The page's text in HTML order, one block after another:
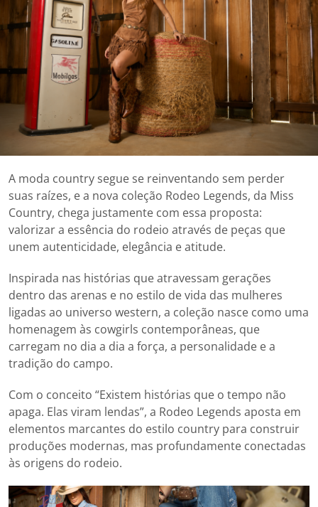
A moda country segue se reinventando sem perder
suas raízes, e a nova coleção Rodeo Legends, da Miss
Country, chega justamente com essa proposta:
valorizar a essência do rodeio através de peças que
unem autenticidade, elegância e atitude.
Inspirada nas histórias que atravessam gerações
dentro das arenas e no estilo de vida das mulheres
ligadas ao universo western, a coleção nasce como uma
homenagem às cowgirls contemporâneas, que
carregam no dia a dia a força, a personalidade e a
tradição do campo.
Com o conceito “Existem histórias que o tempo não
apaga. Elas viram lendas”, a Rodeo Legends aposta em
elementos marcantes do estilo country para construir
produções modernas, mas profundamente conectadas
às origens do rodeio.